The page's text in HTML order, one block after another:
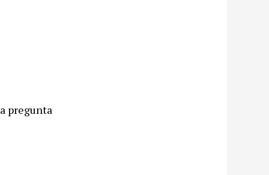
pregunta